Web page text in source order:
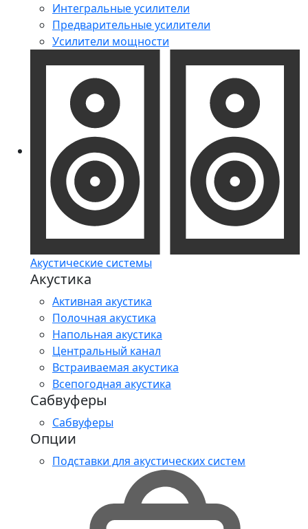
Интегральные усилители
Предварительные усилители
Усилители мощности
Акустические системы
Акустика
Активная акустика
Полочная акустика
Напольная акустика
Центральный канал
Встраиваемая акустика
Всепогодная акустика
Сабвуферы
Сабвуферы
Опции
Подставки для акустических систем